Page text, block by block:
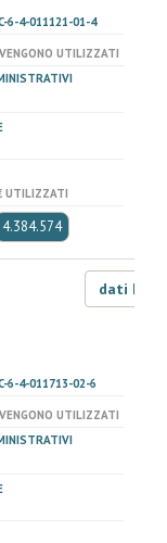
6-4-011121-01-4
UTILIZZATI
UTILIZZATI
4.384.574
dati LOD
6-4-011713-02-6
UTILIZZATI